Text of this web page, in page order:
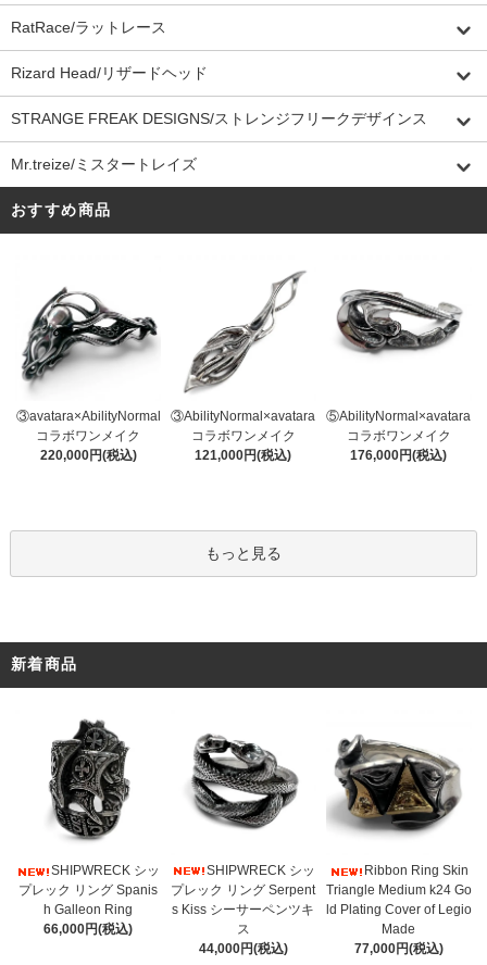
RatRace/ラットレース
Rizard Head/リザードヘッド
STRANGE FREAK DESIGNS/ストレンジフリークデザインス
Mr.treize/ミスタートレイズ
おすすめ商品
③avatara×AbilityNormal
コラボワンメイク
220,000円(税込)
③AbilityNormal×avatara
コラボワンメイク
121,000円(税込)
⑤AbilityNormal×avatara
コラボワンメイク
176,000円(税込)
もっと見る
新着商品
SHIPWRECK シッ
プレック リング Spanis
h Galleon Ring
66,000円(税込)
SHIPWRECK シッ
プレック リング Serpent
s Kiss シーサーペンツキ
ス
44,000円(税込)
Ribbon Ring Skin
Triangle Medium k24 Go
ld Plating Cover of Legio
Made
77,000円(税込)